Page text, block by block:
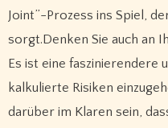
Joint”-Prozess ins Spiel,
sorgt.Denken Sie auch an
Es ist eine faszinierendere
kalkulierte Risiken
darüber im Klaren sein,